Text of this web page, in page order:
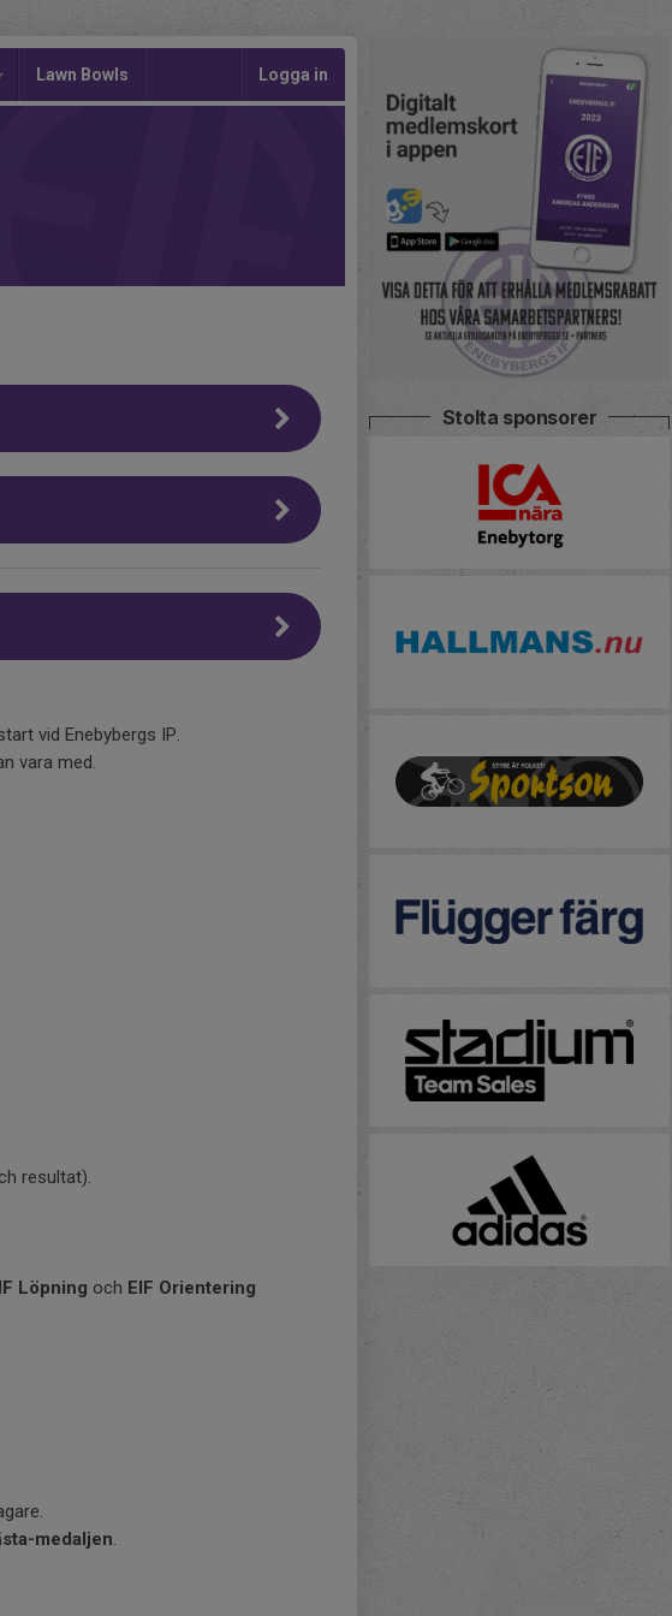
Lawn Bowls Logga in
vid Enebybergs IP.
vara med.
resultat).
Löpning och EIF Orientering
medaljen.
Stolta sponsorer